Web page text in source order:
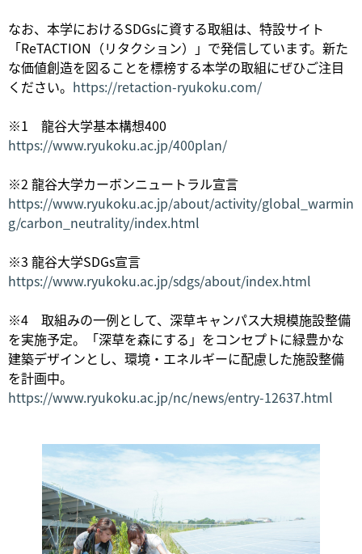
なお、本学におけるSDGsに資する取組は、特設サイト
「ReTACTION（リタクション）」で発信しています。新た
な価値創造を図ることを標榜する本学の取組にぜひご注目
ください。 https://retaction-ryukoku.com/
※1 龍谷大学基本構想400
https://www.ryukoku.ac.jp/400plan/
※2 龍谷大学カーボンニュートラル宣言
https://www.ryukoku.ac.jp/about/activity/global_warmin
g/carbon_neutrality/index.html
※3 龍谷大学SDGs宣言
https://www.ryukoku.ac.jp/sdgs/about/index.html
※4 取組みの一例として、深草キャンパス大規模施設整備
を実施予定。「深草を森にする」をコンセプトに緑豊かな
建築デザインとし、環境・エネルギーに配慮した施設整備
を計画中。
https://www.ryukoku.ac.jp/nc/news/entry-12637.html